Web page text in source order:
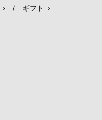
/ ギフト